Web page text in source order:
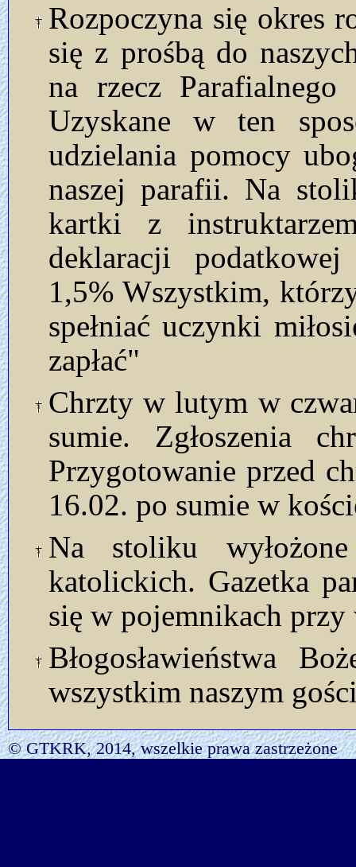
Rozpoczyna się okres
się z prośbą do
na rzecz Parafialnego
Uzyskane w ten
udzielania pomocy
naszej parafii. Na
kartki z
deklaracji
1,5% Wszystkim,
spełniać uczynki
zapłać"
Chrzty w lutym w
sumie. Zgłoszenia
Przygotowanie przed
16.02. po sumie w
Na stoliku
katolickich. Gazetka
się w pojemnikach przy
Błogosławieństwa
wszystkim naszym
© GTKRK, 2014, wszelkie prawa zastrzeżone